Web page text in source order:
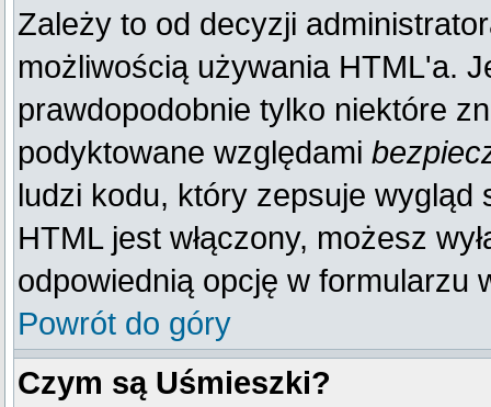
Zależy to od decyzji
możliwością używania HTML'a.
prawdopodobnie tylko niektóre
podyktowane względami
ludzi kodu, który zepsuje wygląd
HTML jest włączony, możesz
odpowiednią opcję w formularzu
Powrót do góry
Czym są Uśmieszki?